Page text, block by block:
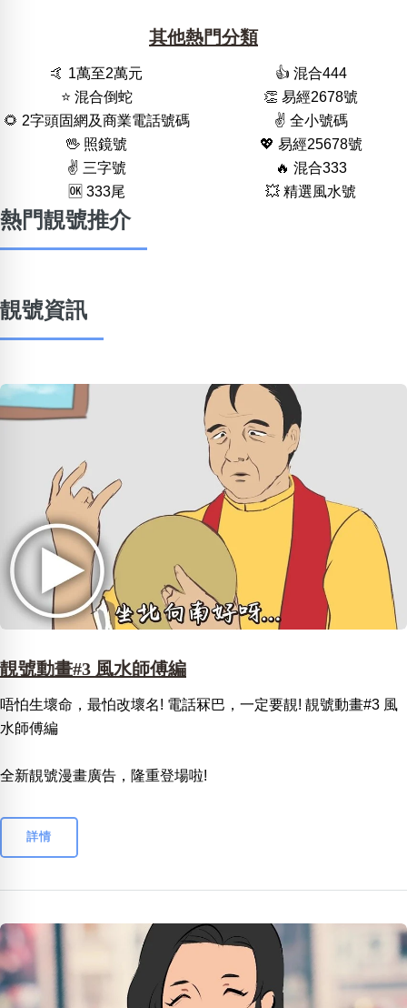
其他熱門分類
🤙 1萬至2萬元
👍 混合444
⭐️ 混合倒蛇
👏 易經2678號
🌻 2字頭固網及商業電話號碼
✌️ 全小號碼
🖖 照鏡號
💖 易經25678號
✌️ 三字號
🔥 混合333
🆗️ 333尾
💥 精選風水號
熱門靚號推介
靚號資訊
靚號動畫#3 風水師傅編
唔怕生壞命，最怕改壞名! 電話冧巴，一定要靚! 靚號動畫#3 風
水師傅編
全新靚號漫畫廣告，隆重登場啦!
詳情